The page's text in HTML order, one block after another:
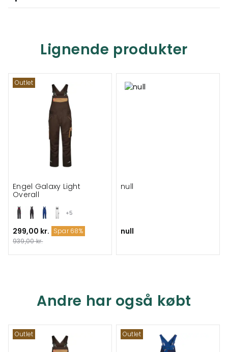
Lignende produkter
Outlet
+5
Engel Galaxy Light
Overall
299,00 kr. Spar 68%
939,00 kr.
null
null
Andre har også købt
Outlet Outlet